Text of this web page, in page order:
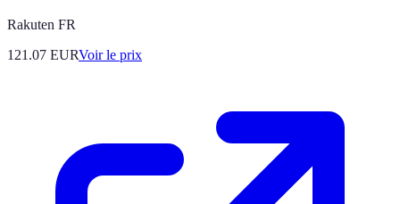
Rakuten FR
121.07 EURVoir le prix